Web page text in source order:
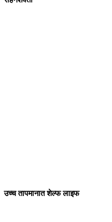
उच्च तापमानात शेल्फ लाइफ